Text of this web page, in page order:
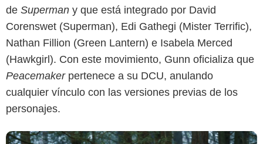
de Superman y que está integrado por David
Corenswet (Superman), Edi Gathegi (Mister Terrific),
Nathan Fillion (Green Lantern) e Isabela Merced
(Hawkgirl). Con este movimiento, Gunn oficializa que
Peacemaker pertenece a su DCU, anulando
cualquier vínculo con las versiones previas de los
personajes.